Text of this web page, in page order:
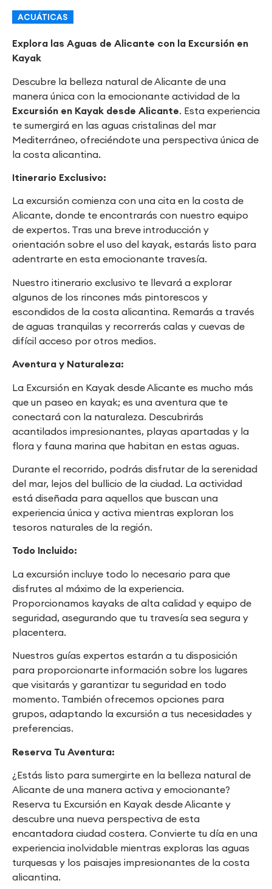
ACUÁTICAS
Explora las Aguas de Alicante con la Excursión en
Kayak
Descubre la belleza natural de Alicante de una
manera única con la emocionante actividad de la
Excursión en Kayak desde Alicante. Esta experiencia
te sumergirá en las aguas cristalinas del mar
Mediterráneo, ofreciéndote una perspectiva única de
la costa alicantina.
Itinerario Exclusivo:
La excursión comienza con una cita en la costa de
Alicante, donde te encontrarás con nuestro equipo
de expertos. Tras una breve introducción y
orientación sobre el uso del kayak, estarás listo para
adentrarte en esta emocionante travesía.
Nuestro itinerario exclusivo te llevará a explorar
algunos de los rincones más pintorescos y
escondidos de la costa alicantina. Remarás a través
de aguas tranquilas y recorrerás calas y cuevas de
difícil acceso por otros medios.
Aventura y Naturaleza:
La Excursión en Kayak desde Alicante es mucho más
que un paseo en kayak; es una aventura que te
conectará con la naturaleza. Descubrirás
acantilados impresionantes, playas apartadas y la
flora y fauna marina que habitan en estas aguas.
Durante el recorrido, podrás disfrutar de la serenidad
del mar, lejos del bullicio de la ciudad. La actividad
está diseñada para aquellos que buscan una
experiencia única y activa mientras exploran los
tesoros naturales de la región.
Todo Incluido:
La excursión incluye todo lo necesario para que
disfrutes al máximo de la experiencia.
Proporcionamos kayaks de alta calidad y equipo de
seguridad, asegurando que tu travesía sea segura y
placentera.
Nuestros guías expertos estarán a tu disposición
para proporcionarte información sobre los lugares
que visitarás y garantizar tu seguridad en todo
momento. También ofrecemos opciones para
grupos, adaptando la excursión a tus necesidades y
preferencias.
Reserva Tu Aventura:
¿Estás listo para sumergirte en la belleza natural de
Alicante de una manera activa y emocionante?
Reserva tu Excursión en Kayak desde Alicante y
descubre una nueva perspectiva de esta
encantadora ciudad costera. Convierte tu día en una
experiencia inolvidable mientras exploras las aguas
turquesas y los paisajes impresionantes de la costa
alicantina.